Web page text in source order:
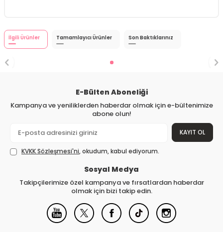
İlgili Ürünler Tamamlayıcı Ürünler Son Baktıklarınız
E-Bülten Aboneliği
Kampanya ve yeniliklerden haberdar olmak için e-bültenimize
abone olun!
KAYIT OL
KVKK Sözleşmesi'ni, okudum, kabul ediyorum.
Sosyal Medya
Takipçilerimize özel kampanya ve fırsatlardan haberdar
olmak için bizi takip edin.